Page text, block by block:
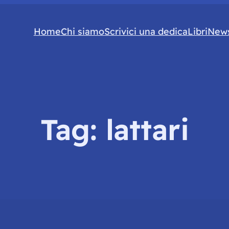
HomeChi siamoScrivici una dedicaLibri
Tag: lattari